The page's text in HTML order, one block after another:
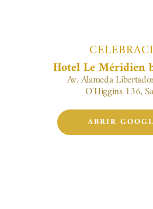
Hotel Le Méridien
Av. Alameda
O'Higgins 136,
ABRIR